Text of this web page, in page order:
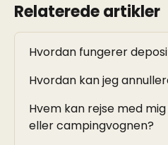
Relaterede artikler
Hvordan fungerer
Hvordan kan jeg
Hvem kan rejse med
eller campingvognen?